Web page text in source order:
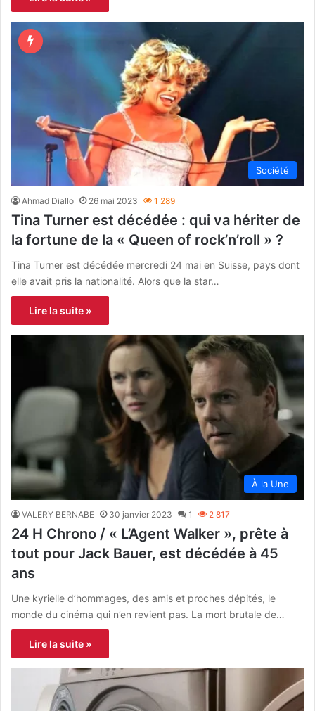
Société
Ahmad Diallo 26 mai 2023 1 289
Tina Turner est décédée : qui va hériter de
la fortune de la « Queen of rock’n’roll » ?
Tina Turner est décédée mercredi 24 mai en Suisse, pays dont
elle avait pris la nationalité. Alors que la star…
Lire la suite »
À la Une
VALERY BERNABE 30 janvier 2023 1 2 817
24 H Chrono / « L’Agent Walker », prête à
tout pour Jack Bauer, est décédée à 45
ans
Une kyrielle d’hommages, des amis et proches dépités, le
monde du cinéma qui n’en revient pas. La mort brutale de…
Lire la suite »